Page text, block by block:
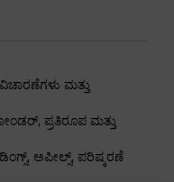
ಮತ್ತು
ಪ್ರತಿರೂಪ ಮತ್ತು
ಅಪೀಲ್ಸ್, ಪರಿಷ್ಕರಣೆ